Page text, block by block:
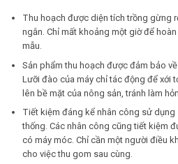
Thu hoạch được diện tích trồng gừng
ngắn. Chỉ mất khoảng một giờ để
mẫu.
Sản phẩm thu hoạch được đảm bảo
Lưỡi đào của máy chỉ tác động để xới
lên bề mặt của nông sản, tránh làm
Tiết kiệm đáng kể nhân công sử dụng
thống. Các nhân công cũng tiết kiệm
có máy móc. Chỉ cần một người điều
cho việc thu gom sau cùng.